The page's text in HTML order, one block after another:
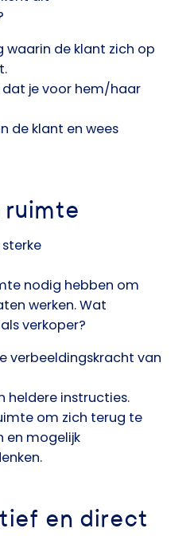
waarin de klant zich op
je voor hem/haar
de klant en wees
sterke
nodig hebben om
werken. Wat
verkoper?
verbeeldingskracht van
heldere instructies.
om zich terug te
en mogelijk
en direct